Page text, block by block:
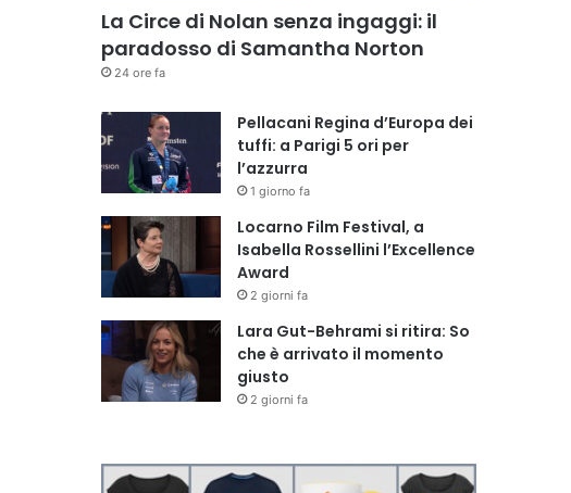
La Circe di Nolan senza ingaggi: il
paradosso di Samantha Norton
24 ore fa
Pellacani Regina d’Europa dei
tuffi: a Parigi 5 ori per
l’azzurra
1 giorno fa
Locarno Film Festival, a
Isabella Rossellini l’Excellence
Award
2 giorni fa
Lara Gut-Behrami si ritira: So
che è arrivato il momento
giusto
2 giorni fa